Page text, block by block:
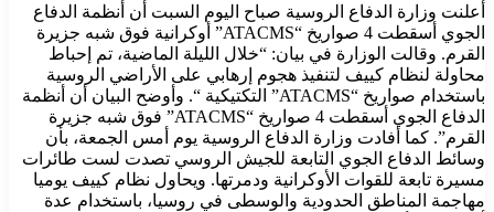
أعلنت وزارة الدفاع الروسية صباح اليوم السبت أن أنظمة الدفاع
الجوي أسقطت 4 صواريخ “ATACMS” أوكرانية فوق شبه جزيرة
القرم. وقالت الوزارة في بيان: “خلال الليلة الماضية، تم إحباط
محاولة لنظام كييف لتنفيذ هجوم إرهابي على الأراضي الروسية
باستخدام صواريخ “ATACMS” التكتيكية “. وأوضح البيان أن أنظمة
الدفاع الجوي أسقطت 4 صواريخ “ATACMS” فوق شبه جزيرة
القرم”. كما أفادت وزارة الدفاع الروسية يوم أمس الجمعة، بأن
وسائط الدفاع الجوي التابعة للجيش الروسي تصدت لست طائرات
مسيرة تابعة للقوات الأوكرانية ودمرتها. ويحاول نظام كييف يوميا
مهاجمة المناطق الحدودية والوسطى في روسيا، باستخدام عدة